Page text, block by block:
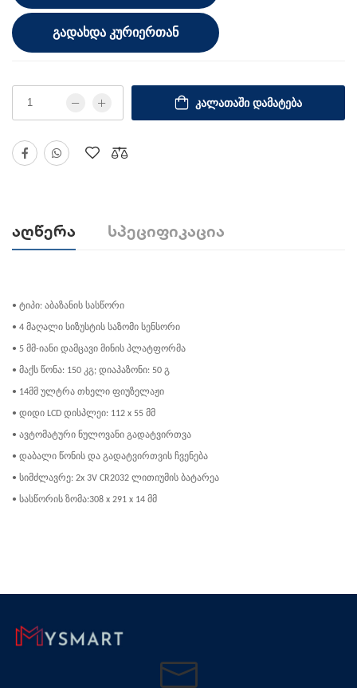
ᲒᲐᲓᲐᲮᲓᲐ ᲙᲣᲠᲘᲔᲠᲗᲐᲜ
ᲙᲐᲚᲐᲗᲐᲨᲘ ᲓᲐᲛᲐᲢᲔᲑᲐ
Აღწერა Სპეციფიკაცია
• ტიპი: აბაზანის სასწორი
• 4 მაღალი სიზუსტის საზომი სენსორი
• 5 მმ-იანი დამცავი მინის პლატფორმა
• მაქს წონა: 150 კგ; დიაპაზონი: 50 გ
• 14მმ ულტრა თხელი ფიუზელაჟი
• დიდი LCD დისპლეი: 112 x 55 მმ
• ავტომატური ნულოვანი გადატვირთვა
• დაბალი წონის და გადატვირთვის ჩვენება
• სიმძლავრე: 2x 3V CR2032 ლითიუმის ბატარეა
• სასწორის ზომა:308 x 291 x 14 მმ